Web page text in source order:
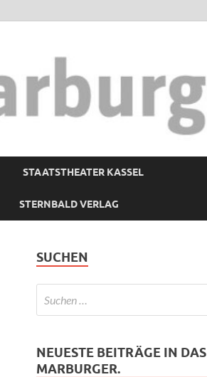
STAATSTHEATER KASSEL
STERNBALD VERLAG
SUCHEN
NEUESTE BEITRÄGE IN DAS
MARBURGER.